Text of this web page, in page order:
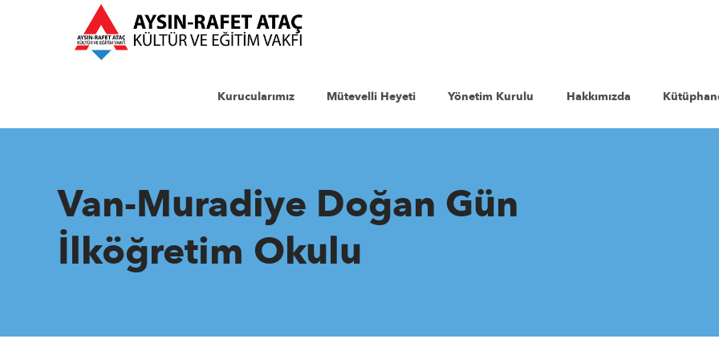
Kurucularımız Mütevelli Heyeti Yönetim Kurulu Hakkımızda
Van-Muradiye Doğan Gün
İlköğretim Okulu